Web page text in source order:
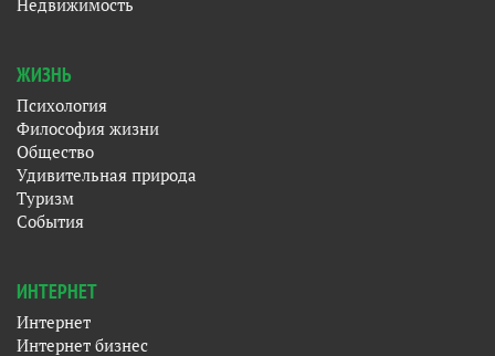
Недвижимость
ЖИЗНЬ
Психология
Философия жизни
Общество
Удивительная природа
Туризм
События
ИНТЕРНЕТ
Интернет
Интернет бизнес